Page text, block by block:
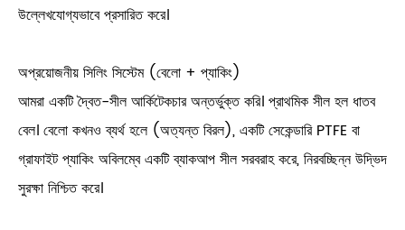
উল্লেখযোগ্যভাবে প্রসারিত করে।
অপ্রয়োজনীয় সিলিং সিস্টেম (বেলো + প্যাকিং)
আমরা একটি দ্বৈত-সীল আর্কিটেকচার অন্তর্ভুক্ত করি। প্রাথমিক সীল হল ধাতব
বেল। বেলো কখনও ব্যর্থ হলে (অত্যন্ত বিরল), একটি সেকেন্ডারি PTFE বা
গ্রাফাইট প্যাকিং অবিলম্বে একটি ব্যাকআপ সীল সরবরাহ করে, নিরবচ্ছিন্ন উদ্ভিদ
সুরক্ষা নিশ্চিত করে।